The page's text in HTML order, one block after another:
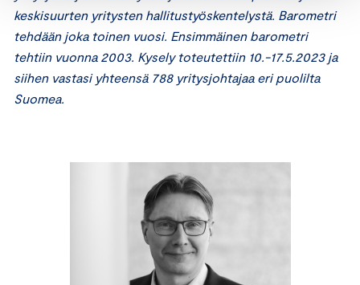
keskisuurten yritysten hallitustyöskentelystä. Barometri
tehdään joka toinen vuosi. Ensimmäinen barometri
tehtiin vuonna 2003. Kysely toteutettiin 10.-17.5.2023 ja
siihen vastasi yhteensä 788 yritysjohtajaa eri puolilta
Suomea.